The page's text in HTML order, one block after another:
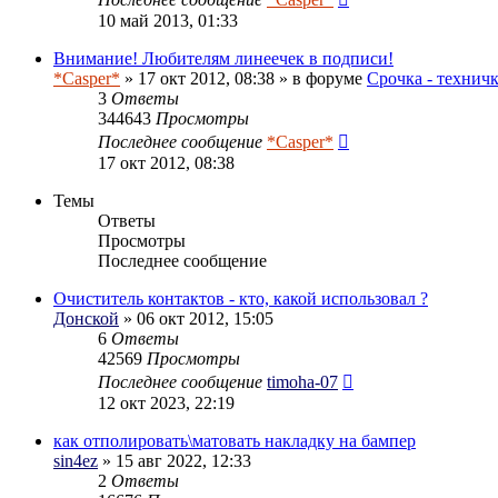
10 май 2013, 01:33
Внимание! Любителям линеечек в подписи!
*Casper* » 17 окт 2012, 08:38 » в форуме Срочка -
3 Ответы
344643 Просмотры
Последнее сообщение *Casper*
17 окт 2012, 08:38
Темы
Ответы
Просмотры
Последнее сообщение
Очиститель контактов - кто, какой использовал ?
Донской » 06 окт 2012, 15:05
6 Ответы
42569 Просмотры
Последнее сообщение timoha-07
12 окт 2023, 22:19
как отполировать\матовать накладку на бампер
sin4ez » 15 авг 2022, 12:33
2 Ответы